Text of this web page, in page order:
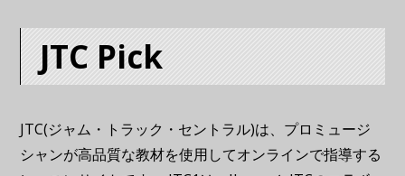
JTC Pick
JTC(ジャム・トラック・セントラル)は、プロミュージ
シャンが高品質な教材を使用してオンラインで指導する